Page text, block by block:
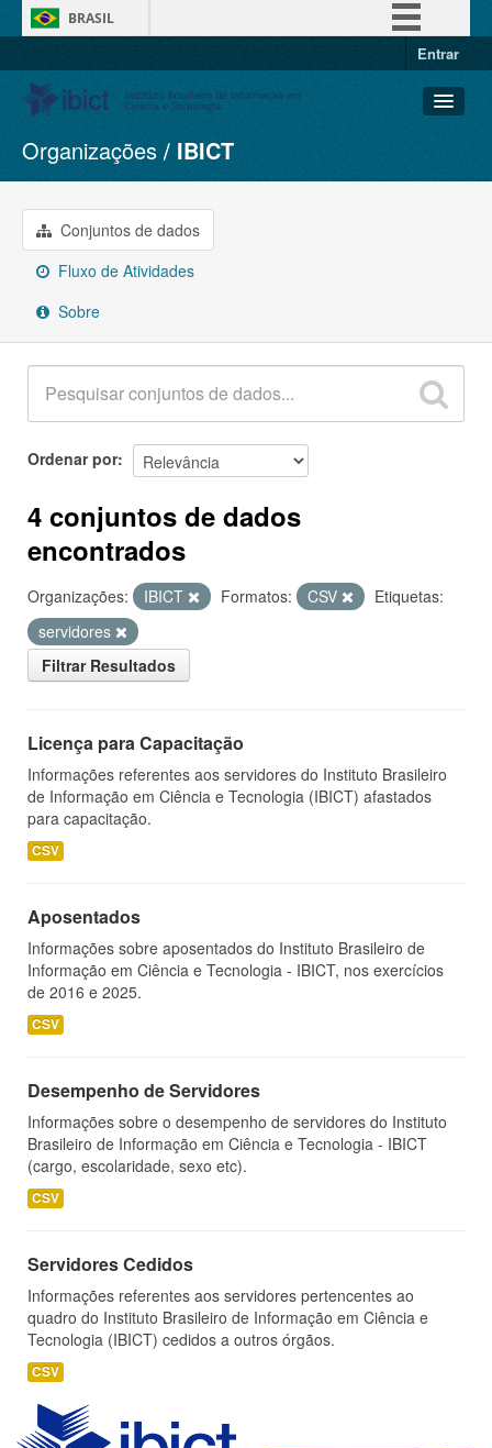
BRASIL
Entrar
Conjuntos de dados
Organizações
Grupos
Sobre
Organizações IBICT
Conjuntos de dados
Fluxo de Atividades
Sobre
Ordenar por
4 conjuntos de dados
encontrados
Organizações: IBICT Formatos: CSV
Etiquetas:
servidores
Filtrar Resultados
Licença para Capacitação
Informações referentes aos servidores do Instituto Brasileiro
de Informação em Ciência e Tecnologia (IBICT) afastados
para capacitação.
CSV
Aposentados
Informações sobre aposentados do Instituto Brasileiro de
Informação em Ciência e Tecnologia - IBICT, nos exercícios
de 2016 e 2025.
CSV
Desempenho de Servidores
Informações sobre o desempenho de servidores do Instituto
Brasileiro de Informação em Ciência e Tecnologia - IBICT
(cargo, escolaridade, sexo etc).
CSV
Servidores Cedidos
Informações referentes aos servidores pertencentes ao
quadro do Instituto Brasileiro de Informação em Ciência e
Tecnologia (IBICT) cedidos a outros órgãos.
CSV